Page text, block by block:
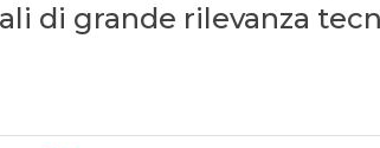
di grande rilevanza